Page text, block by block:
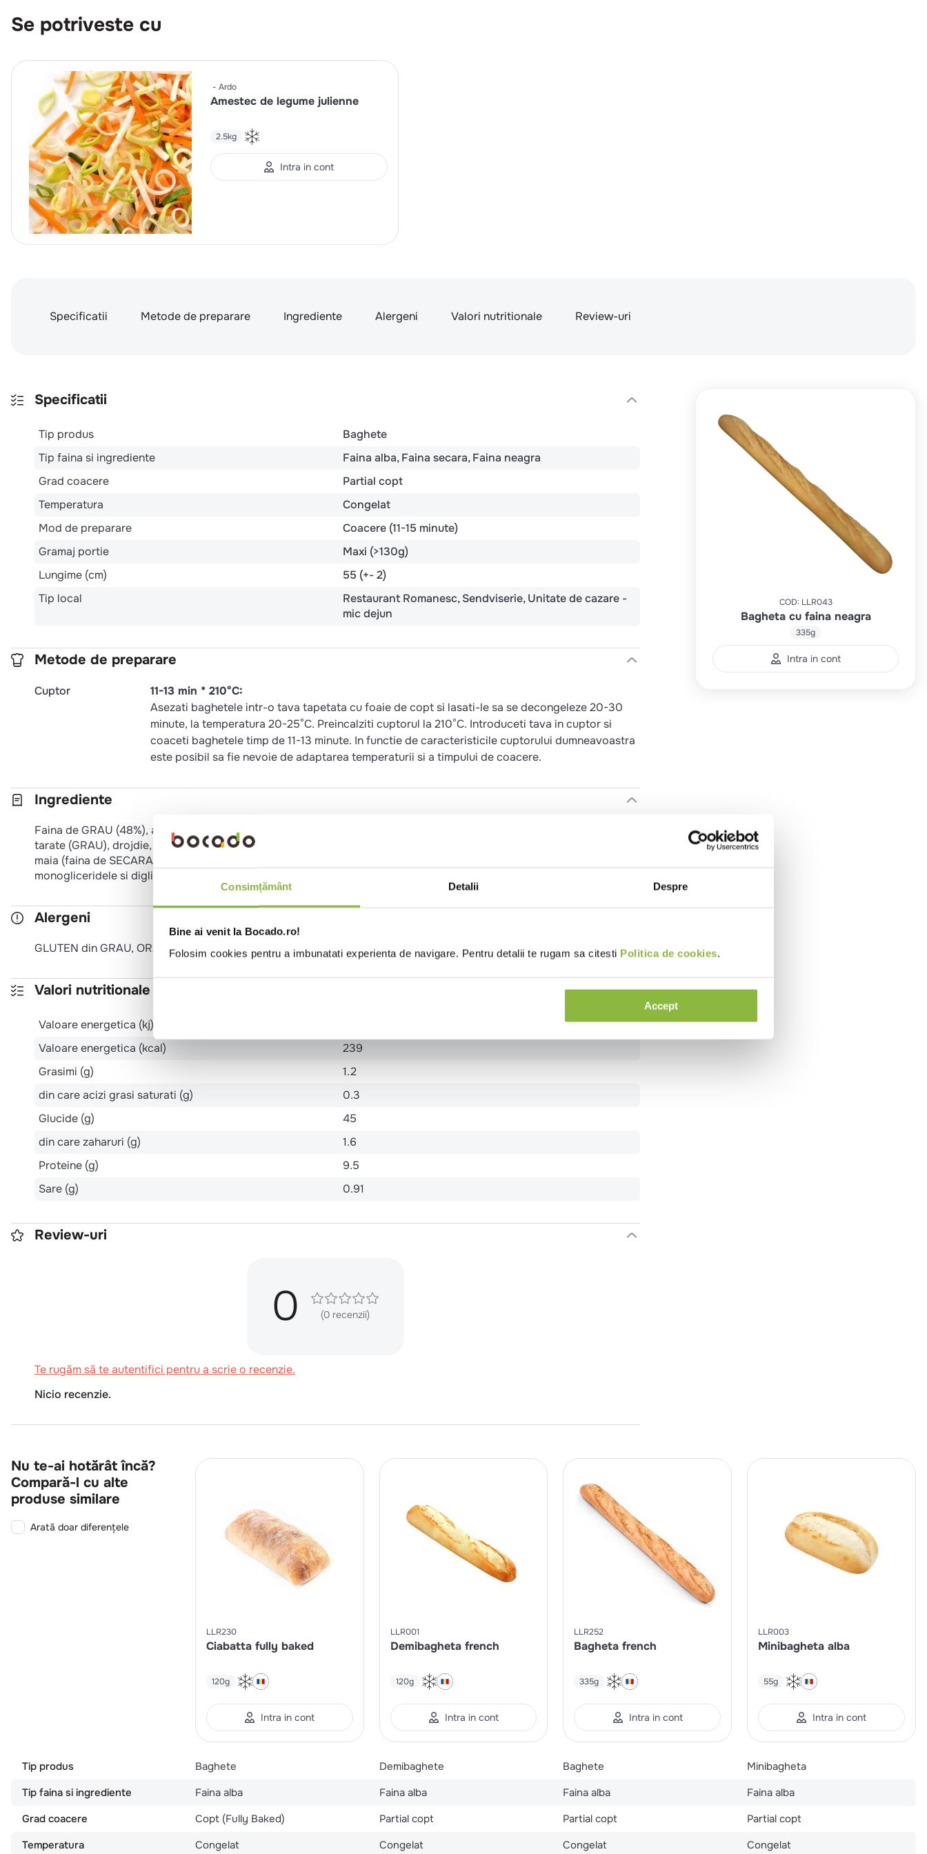
Consimțământ Detalii Despre
Bine ai venit la Bocado.ro!
Folosim cookies pentru a imbunatati experienta de navigare. Pentru detalii te rugam sa citesti Politica de cookies.
Accept
Se potriveste cu
Ardo
Amestec de legume julienne
2.5kg
Intra in cont
Specificatii Metode de preparare Ingrediente Alergeni Valori nutritionale Review-uri
Specificatii
Tip produs
Baghete
Tip faina si ingrediente
Faina alba Faina secara Faina neagra
Grad coacere
Partial copt
Temperatura
Congelat
Mod de preparare
Coacere (11-15 minute)
Gramaj portie
Maxi (>130g)
Lungime (cm)
55 (+- 2)
Tip local
Restaurant Romanesc Sendviserie Unitate de cazare -
mic dejun
Metode de preparare
Cuptor
11-13 min * 210°C:
Asezati baghetele intr-o tava tapetata cu foaie de copt si lasati-le sa se decongeleze 20-30
minute, la temperatura 20-25°C. Preincalziti cuptorul la 210°C. Introduceti tava in cuptor si
coaceti baghetele timp de 11-13 minute. In functie de caracteristicile cuptorului dumneavoastra
este posibil sa fie nevoie de adaptarea temperaturii si a timpului de coacere.
Ingrediente
Faina de GRAU (48%), apa, faina de GRAU neagra (13%), (faina de GRAU, enzime (ORZ), antioxidant (acid ascorbic)),
tarate (GRAU), drojdie, GLUTEN (GRAU), sare iodata (sare, iodat de potasiu), faina de malt (ORZ, SECARA, GRAU),
maia (faina de SECARA, apa), stabilizator (guma guar), emulsifiant (esteri ai acizilor mono- si diacetiltartric cu
monogliceridele si digliceridele acizilor grasi), antioxidant (acid ascorbic), acidifiant (acid acetic).
Alergeni
GLUTEN din GRAU, ORZ, SECARA. Poate sa contina urme de SOIA.
Valori nutritionale 100g
Valoare energetica (kj)
Valoare energetica (kcal)
239
Grasimi (g)
1.2
din care acizi grasi saturati (g)
0.3
Glucide (g)
45
din care zaharuri (g)
1.6
Proteine (g)
9.5
Sare (g)
0.91
Review-uri
0 (0 recenzii)
Te rugăm să te autentifici pentru a scrie o recenzie.
Nicio recenzie.
COD: LLR043
Bagheta cu faina neagra
335g
Intra in cont
Nu te-ai hotărât încă?
Compară-l cu alte
produse similare
Arată doar diferențele
LLR230
Ciabatta fully baked
120g
Intra in cont
LLR001
Demibagheta french
120g
Intra in cont
LLR252
Bagheta french
335g
Intra in cont
LLR003
Minibagheta alba
55g
Intra in cont
Tip produs Baghete Demibaghete Baghete
Minibagheta
Tip faina si ingrediente
Faina alba Faina alba Faina alba
Faina alba
Grad coacere
Copt (Fully Baked) Partial copt Partial copt
Partial copt
Temperatura
Congelat Congelat Congelat Congelat